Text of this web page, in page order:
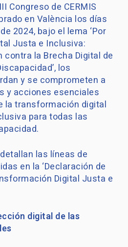
Congreso de CERMIS
en València los días
2024, bajo el lema ‘Por
Justa e Inclusiva:
contra la Brecha Digital de
los
y se comprometen a
y acciones esenciales
la transformación digital
para todas las
las líneas de
en la ‘Declaración de
Digital Justa e
digital de las